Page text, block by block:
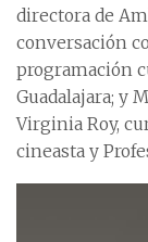
directora de
conversación
programación
Guadalajara; y
Virginia Roy,
cineasta y